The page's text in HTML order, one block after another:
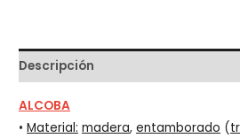
Descripción
ALCOBA
•Material: madera,entamborado (